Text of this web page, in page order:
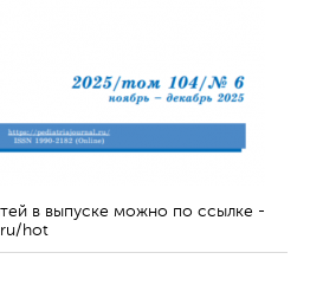
в выпуске можно по ссылке -
hot